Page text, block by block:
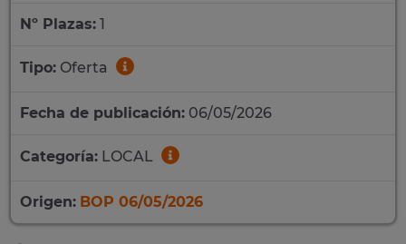
Nº Plazas: 1
Tipo: Oferta
Fecha de publicación: 06/05/2026
Categoría: LOCAL
Origen: BOP 06/05/2026